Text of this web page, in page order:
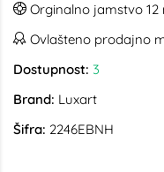
Orginalno jamstvo 12
Ovlašteno prodajno
Dostupnost: 3
Brand: Luxart
Šifra: 2246EBNH